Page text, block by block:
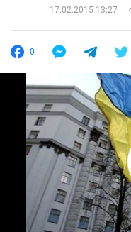
17.02.2015 13:27
0